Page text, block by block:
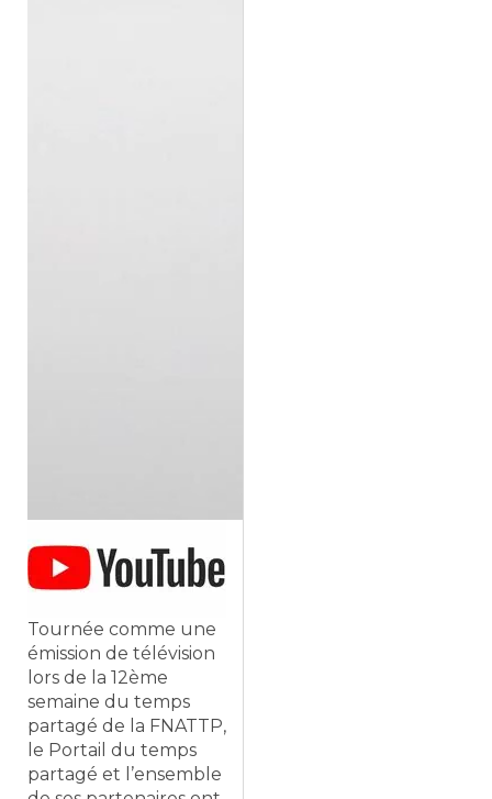
Tournée comme une
émission de télévision
lors de la 12ème
semaine du temps
partagé de la FNATTP,
le Portail du temps
partagé et l’ensemble